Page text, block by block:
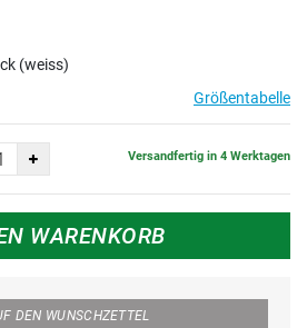
(weiss)
Größentabelle
Versandfertig in 4 Werktagen
WARENKORB
DEN WUNSCHZETTEL